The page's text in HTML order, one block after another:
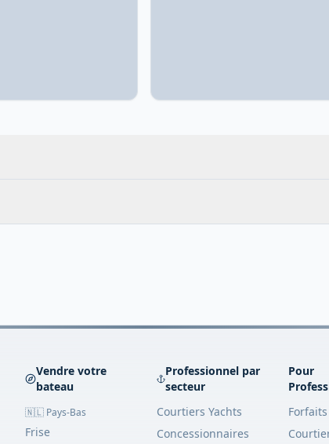
Vendre votre
bateau
🇳🇱 Pays-Bas
Frise
Professionnel par
secteur
Courtiers Yachts
Concessionnaires
Pour